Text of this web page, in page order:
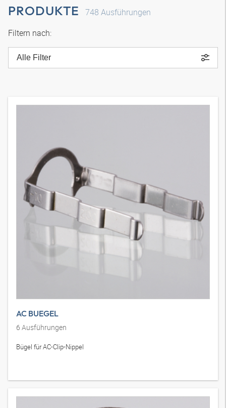
PRODUKTE 748 Ausführungen
Filtern nach:
Alle Filter
AC BUEGEL
6 Ausführungen
Bügel für AC-Clip-Nippel